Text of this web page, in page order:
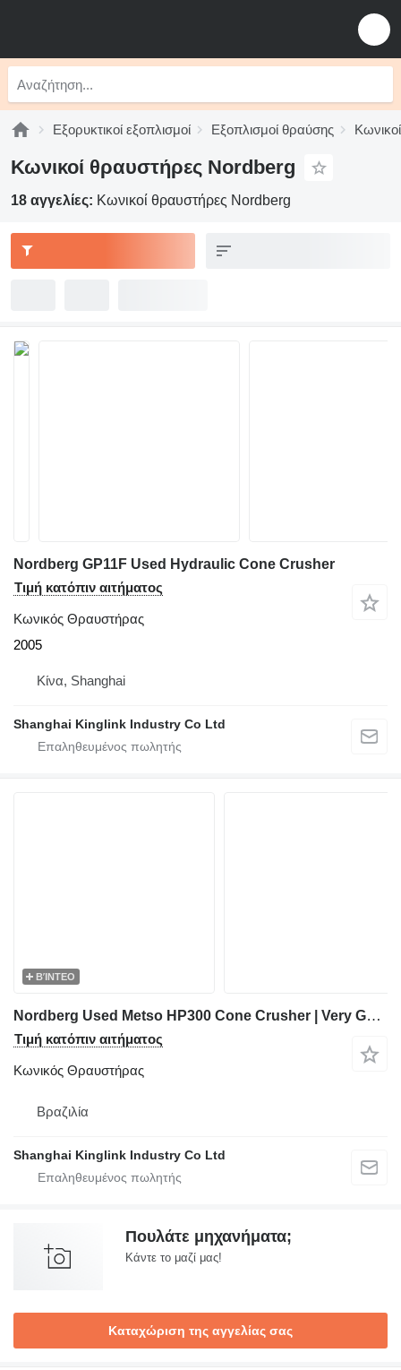
Εξορυκτικοί εξοπλισμοί Εξοπλισμοί θραύσης
Κωνικοί θραυστήρες Nordberg
18 αγγελίες: Κωνικοί θραυστήρες Nordberg
Nordberg GP11F Used Hydraulic Cone Crusher
Τιμή κατόπιν αιτήματος
Κωνικός Θραυστήρας
2005
Κίνα, Shanghai
Shanghai Kinglink Industry Co Ltd
ΒΊΝΤΕΟ
Nordberg Used Metso HP300 Cone Crusher | Very Good Condition
Τιμή κατόπιν αιτήματος
Κωνικός Θραυστήρας
Βραζιλία
Shanghai Kinglink Industry Co Ltd
Πουλάτε μηχανήματα;
Κάντε το μαζί μας!
Καταχώριση της αγγελίας σας